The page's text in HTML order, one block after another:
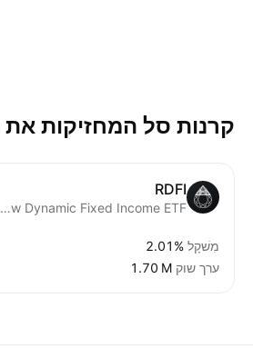
קרנות סל המחזיקות את
RDFI
Rareview Dynamic Fixed Income ETF
מִשׁקָל 2.01%
ערך שוק ‪1.70 M‬